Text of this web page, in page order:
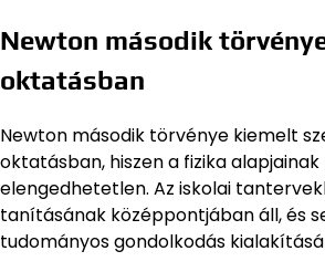
Newton második
oktatásban
Newton második törvénye kiemelt
oktatásban, hiszen a fizika
elengedhetetlen. Az iskolai
tanításának középpontjában áll, és
tudományos gondolkodás